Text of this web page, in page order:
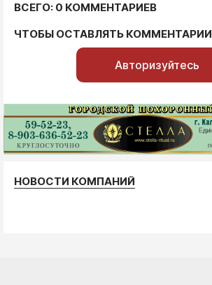
ВСЕГО: 0 КОММЕНТАРИЕВ
ЧТОБЫ ОСТАВЛЯТЬ КОММЕНТАРИИ
Авторизуйтесь
НОВОСТИ КОМПАНИЙ